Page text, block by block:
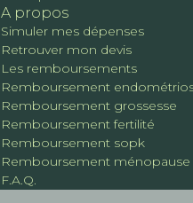
A propos
Simuler mes dépenses
Retrouver mon devis
Les remboursements
Remboursement
Remboursement grossesse
Remboursement fertilité
Remboursement sopk
Remboursement ménopause
F.A.Q.